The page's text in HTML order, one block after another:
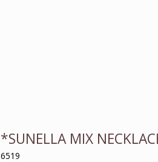
*SUNELLA MIX
6519